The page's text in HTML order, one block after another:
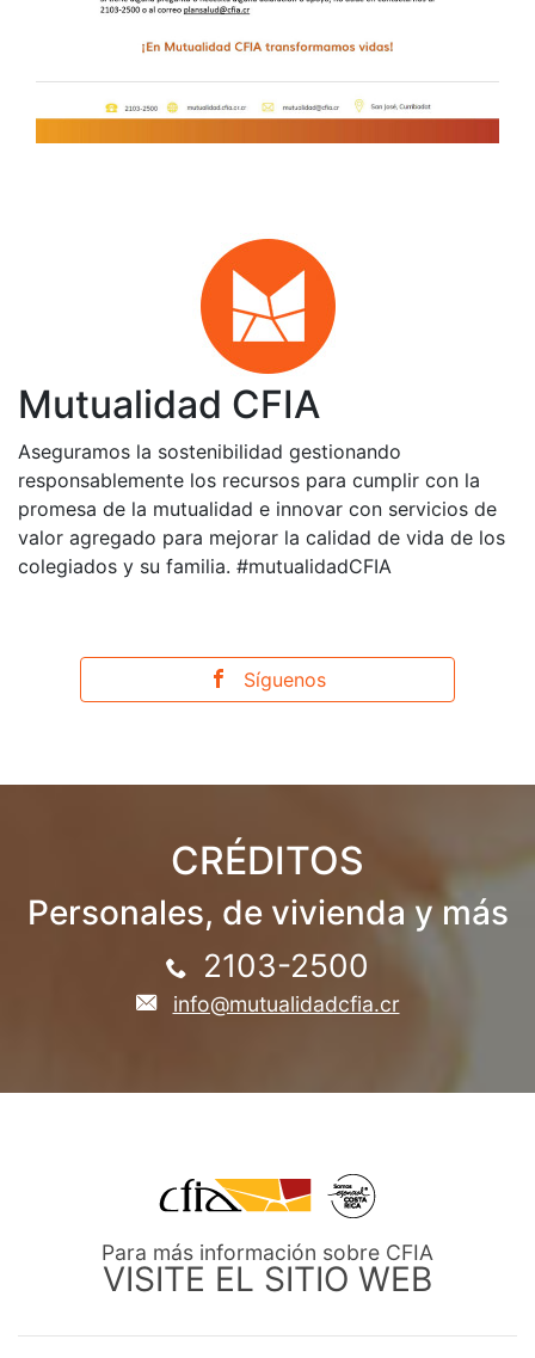
Mutualidad CFIA
Aseguramos la sostenibilidad gestionando
responsablemente los recursos para cumplir con la
promesa de la mutualidad e innovar con servicios de
valor agregado para mejorar la calidad de vida de los
colegiados y su familia. #mutualidadCFIA
Síguenos
CRÉDITOS
Personales, de vivienda y más
2103-2500
info@mutualidadcfia.cr
Para más información sobre CFIA
VISITE EL SITIO WEB